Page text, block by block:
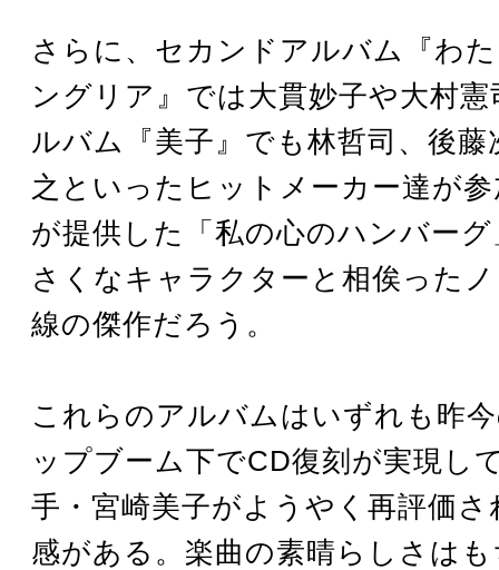
さらに、セカンドアルバム『わ
ングリア』では大貫妙子や大村
ルバム『美子』でも林哲司、後藤
之といったヒットメーカー達が
が提供した「私の心のハンバー
さくなキャラクターと相俟った
線の傑作だろう。
これらのアルバムはいずれも昨
ップブーム下でCD復刻が実現し
手・宮崎美子がようやく再評価
感がある。楽曲の素晴らしさは